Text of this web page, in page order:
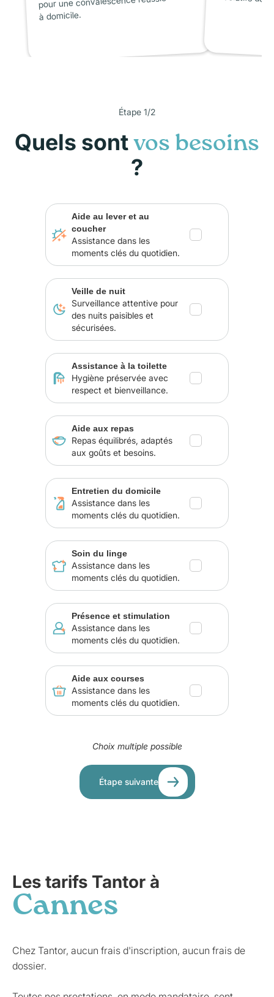
à domicile.
Étape 1/2
Quels sont vos besoins
?
Aide au lever et au
coucher
Assistance dans les
moments clés du quotidien.
Veille de nuit
Surveillance attentive pour
des nuits paisibles et
sécurisées.
Assistance à la toilette
Hygiène préservée avec
respect et bienveillance.
Aide aux repas
Repas équilibrés, adaptés
aux goûts et besoins.
Entretien du domicile
Assistance dans les
moments clés du quotidien.
Soin du linge
Assistance dans les
moments clés du quotidien.
Présence et stimulation
Assistance dans les
moments clés du quotidien.
Aide aux courses
Assistance dans les
moments clés du quotidien.
Choix multiple possible
Étape suivante
Les tarifs Tantor à
Cannes
Chez Tantor, aucun frais d'inscription, aucun frais de
dossier.